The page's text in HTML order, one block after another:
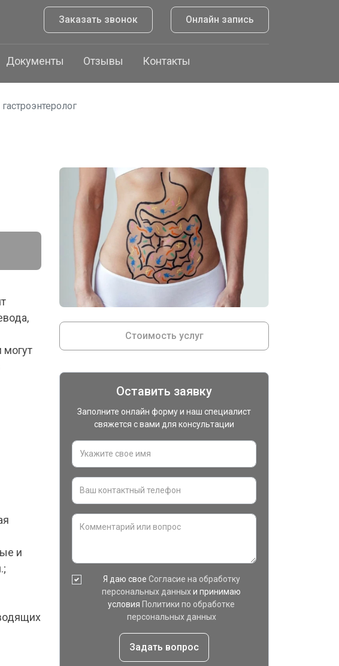
Заказать звонок Онлайн запись
Документы Отзывы Контакты
и
Стоимость услуг
Оставить заявку
Заполните онлайн форму и наш специалист
свяжется с вами для консультации
Я даю свое Согласие на обработку
персональных данныхи принимаю
условия Политики по обработке
персональных данных
Задать вопрос